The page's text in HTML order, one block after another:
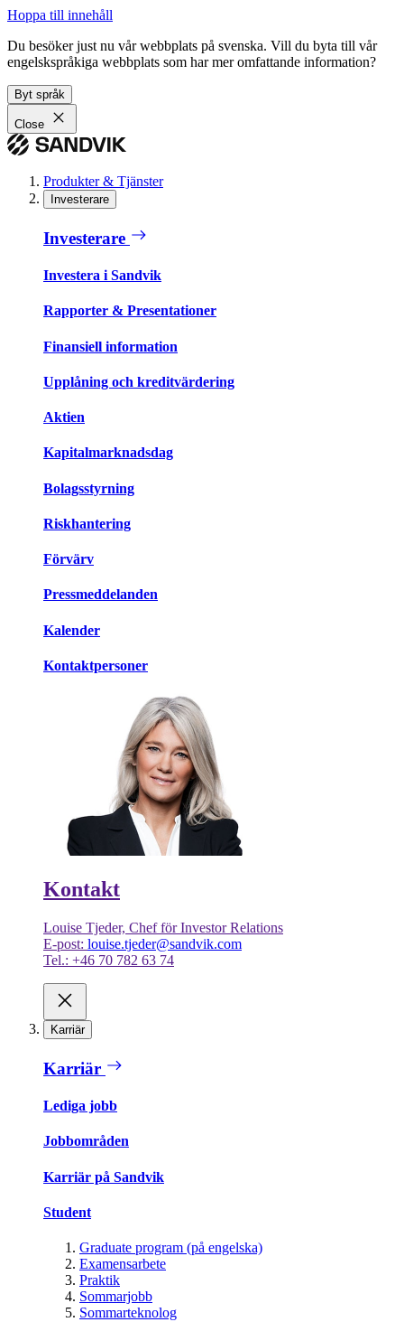
Hoppa till innehåll
Du besöker just nu vår webbplats på svenska. Vill du byta till vår
engelskspråkiga webbplats som har mer omfattande information?
Byt språk
Close
Produkter & Tjänster
Investerare
Investerare
Investera i Sandvik
Rapporter & Presentationer
Finansiell information
Upplåning och kreditvärdering
Aktien
Kapitalmarknadsdag
Bolagsstyrning
Riskhantering
Förvärv
Pressmeddelanden
Kalender
Kontaktpersoner
Kontakt
Louise Tjeder, Chef för Investor Relations
E-post: louise.tjeder@sandvik.com
Tel.: +46 70 782 63 74
Karriär
Karriär
Lediga jobb
Jobbområden
Karriär på Sandvik
Student
Graduate program (på engelska)
Examensarbete
Praktik
Sommarjobb
Sommarteknolog